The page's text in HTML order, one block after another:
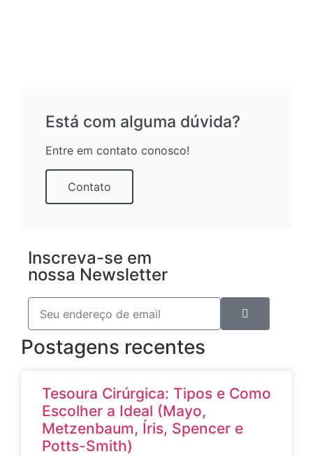
Está com alguma dúvida?
Entre em contato conosco!
Contato
Inscreva-se em
nossa Newsletter
Postagens recentes
Tesoura Cirúrgica: Tipos e Como
Escolher a Ideal (Mayo,
Metzenbaum, Íris, Spencer e
Potts-Smith)